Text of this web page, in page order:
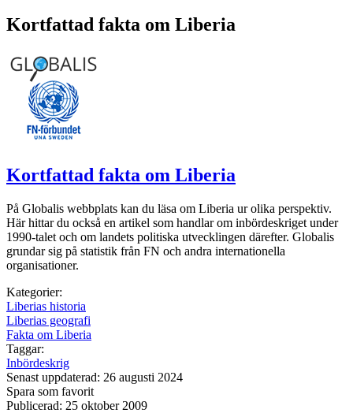
Kortfattad fakta om Liberia
Kortfattad fakta om Liberia
På Globalis webbplats kan du läsa om Liberia ur olika perspektiv.
Här hittar du också en artikel som handlar om inbördeskriget under
1990-talet och om landets politiska utvecklingen därefter. Globalis
grundar sig på statistik från FN och andra internationella
organisationer.
Kategorier:
Liberias historia
Liberias geografi
Fakta om Liberia
Taggar:
Inbördeskrig
Senast uppdaterad: 26 augusti 2024
Spara som favorit
Publicerad: 25 oktober 2009